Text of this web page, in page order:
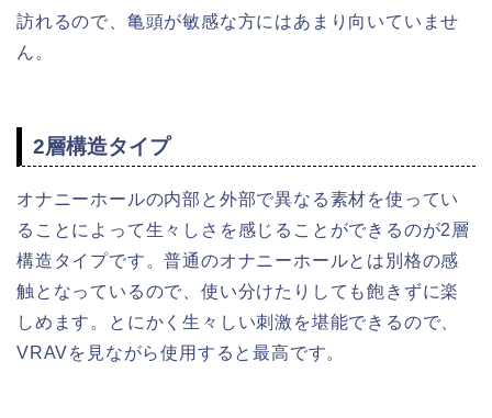
訪れるので、亀頭が敏感な方にはあまり向いていませ
ん。
2層構造タイプ
オナニーホールの内部と外部で異なる素材を使ってい
ることによって生々しさを感じることができるのが2層
構造タイプです。普通のオナニーホールとは別格の感
触となっているので、使い分けたりしても飽きずに楽
しめます。とにかく生々しい刺激を堪能できるので、
VRAVを見ながら使用すると最高です。